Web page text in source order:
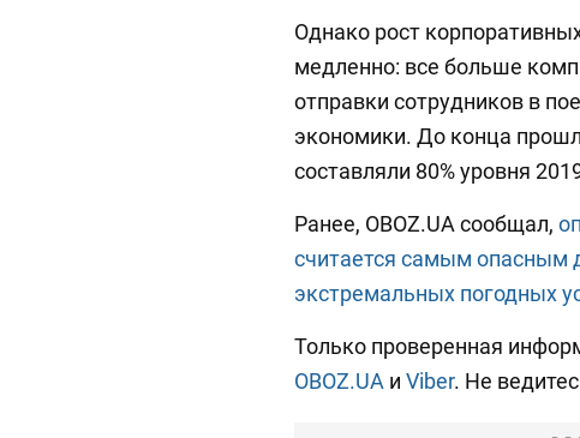
Однако рост
медленно: все больше
отправки сотрудников в
экономики. До конца
составляли 80% уровня
Ранее, OBOZ.UA сообщал,
считается самым опасным
экстремальных погодных
Только проверенная
OBOZ.UA и Viber. Не